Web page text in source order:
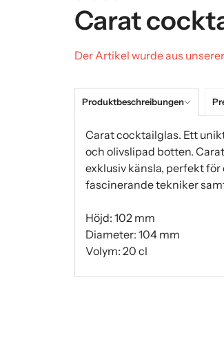
Carat
Der Artikel wurde aus
Produktbeschreibungen
Carat cocktailglas. Ett
och olivslipad botten.
exklusiv känsla, perfekt
fascinerande tekniker
Höjd: 102 mm
Diameter: 104 mm
Volym: 20 cl